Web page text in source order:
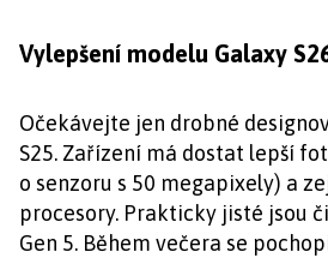
Vylepšení modelu Galaxy
Očekávejte jen drobné
S25. Zařízení má dostat lepší
o senzoru s 50 megapixely) a
procesory. Prakticky jisté jsou
Gen 5. Během večera se